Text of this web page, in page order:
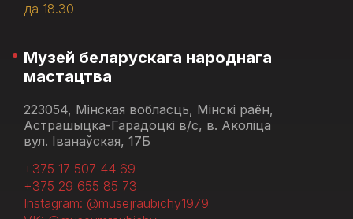
да 18.30
Музей беларускага народнага
мастацтва
223054, Мінская вобласць, Мінскі раён,
Астрашыцка-Гарадоцкі в/с, в. Аколіца
вул. Іванаўская, 17Б
+375 17 507 44 69
+375 29 655 85 73
Instagram: @musejraubichy1979